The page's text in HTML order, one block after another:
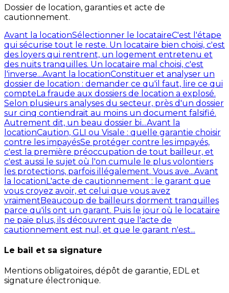
Dossier de location, garanties et acte de
cautionnement.
Avant la locationSélectionner le locataireC'est l'étape
qui sécurise tout le reste. Un locataire bien choisi, c'est
des loyers qui rentrent, un logement entretenu et
des nuits tranquilles. Un locataire mal choisi, c'est
l'inverse...Avant la locationConstituer et analyser un
dossier de location : demander ce qu'il faut, lire ce qui
compteLa fraude aux dossiers de location a explosé.
Selon plusieurs analyses du secteur, près d'un dossier
sur cinq contiendrait au moins un document falsifié.
Autrement dit, un beau dossier bi...Avant la
locationCaution, GLI ou Visale : quelle garantie choisir
contre les impayésSe protéger contre les impayés,
c'est la première préoccupation de tout bailleur, et
c'est aussi le sujet où l'on cumule le plus volontiers
les protections, parfois illégalement. Vous ave...Avant
la locationL'acte de cautionnement : le garant que
vous croyez avoir, et celui que vous avez
vraimentBeaucoup de bailleurs dorment tranquilles
parce qu'ils ont un garant. Puis le jour où le locataire
ne paie plus, ils découvrent que l'acte de
cautionnement est nul, et que le garant n'est...
Le bail et sa signature
Mentions obligatoires, dépôt de garantie, EDL et
signature électronique.